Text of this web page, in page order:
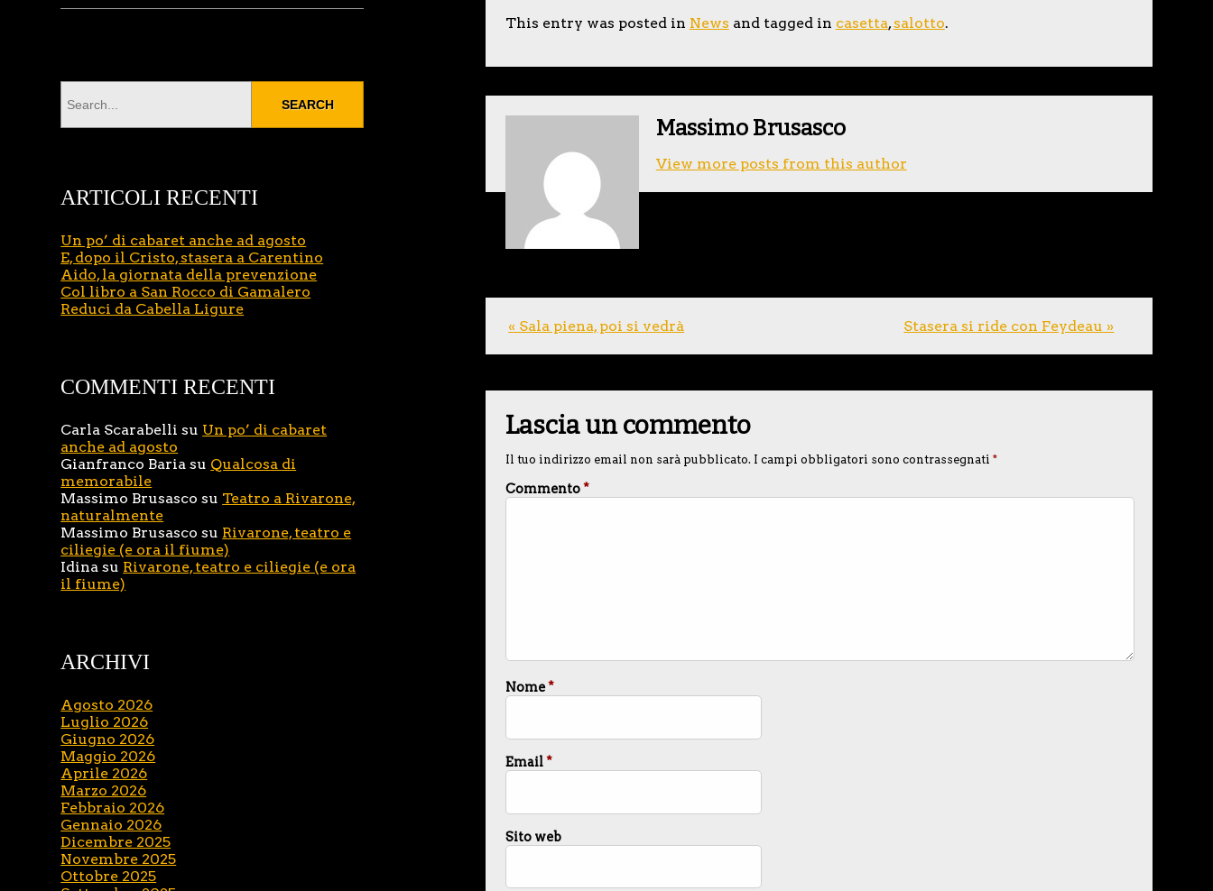
This entry was posted in News and tagged in casetta,salotto.
Massimo Brusasco
View more posts from this author
« Sala piena, poi si vedrà Stasera si ride con Feydeau »
Lascia un commento
Il tuo indirizzo email non sarà pubblicato. I campi obbligatori sono contrassegnati *
Commento*
Nome*
Email*
Sito web
ARTICOLI RECENTI
Un po’ di cabaret anche ad agosto
E, dopo il Cristo, stasera a Carentino
Aido, la giornata della prevenzione
Col libro a San Rocco di Gamalero
Reduci da Cabella Ligure
COMMENTI RECENTI
Carla Scarabelli su Un po’ di cabaret
anche ad agosto
Gianfranco Baria su Qualcosa di
memorabile
Massimo Brusasco su Teatro a Rivarone,
naturalmente
Massimo Brusasco su Rivarone, teatro e
ciliegie (e ora il fiume)
Idina su Rivarone, teatro e ciliegie (e ora
il fiume)
ARCHIVI
Agosto 2026
Luglio 2026
Giugno 2026
Maggio 2026
Aprile 2026
Marzo 2026
Febbraio 2026
Gennaio 2026
Dicembre 2025
Novembre 2025
Ottobre 2025